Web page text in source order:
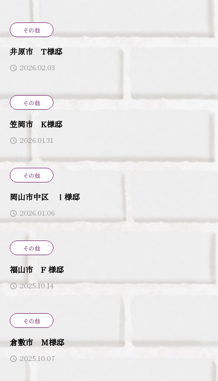
その他
井原市 T様邸
2026.02.03
その他
笠岡市 K様邸
2026.01.31
その他
岡山市中区 Ⅰ様邸
2026.01.06
その他
福山市 F 様邸
2025.10.14
その他
倉敷市 Ｍ様邸
2025.10.07